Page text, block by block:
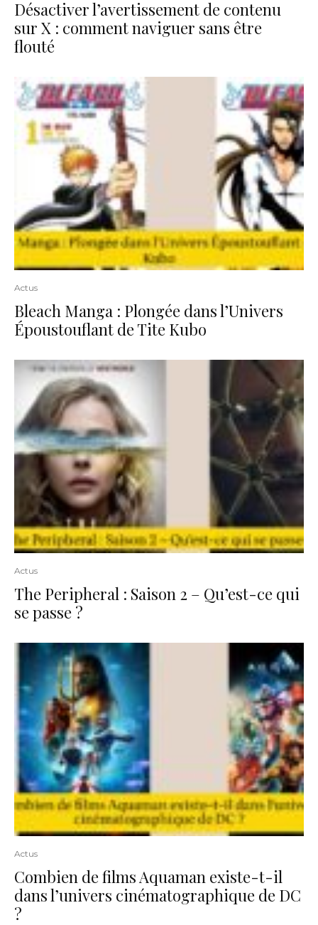
Désactiver l’avertissement de contenu
sur X : comment naviguer sans être
flouté
Actus
Bleach Manga : Plongée dans l’Univers
Époustouflant de Tite Kubo
Actus
The Peripheral : Saison 2 – Qu’est-ce qui
se passe ?
Actus
Combien de films Aquaman existe-t-il
dans l’univers cinématographique de DC
?